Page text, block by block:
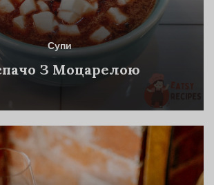
Супи
З Моцарелою